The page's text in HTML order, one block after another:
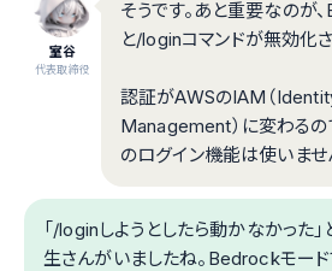
室谷
代表取締役
そうです。あと重要なのが
と/loginコマンドが無効化
認証がAWSのIAM（
Management）に変わる
のログイン機能は使いませ
「/loginしようとしたら動かなかった
生さんがいましたね。Bedrockモー